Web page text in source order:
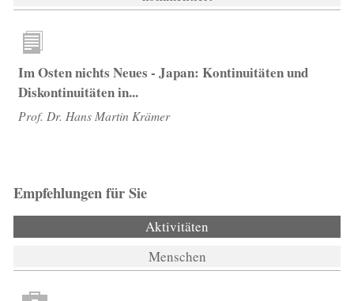
Im Osten nichts Neues - Japan: Kontinuitäten und
Diskontinuitäten in...
Prof. Dr. Hans Martin Krämer
Empfehlungen für Sie
Aktivitäten
Menschen